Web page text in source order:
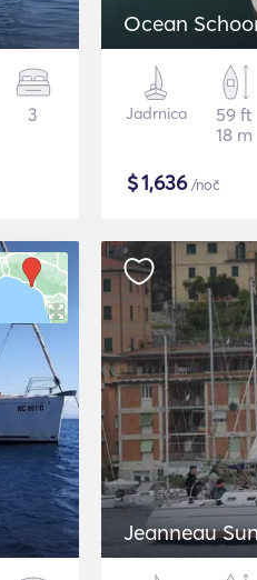
3
Ocean
Jadrnica
59 ft
18 m
$1,636/noč
Jeanneau